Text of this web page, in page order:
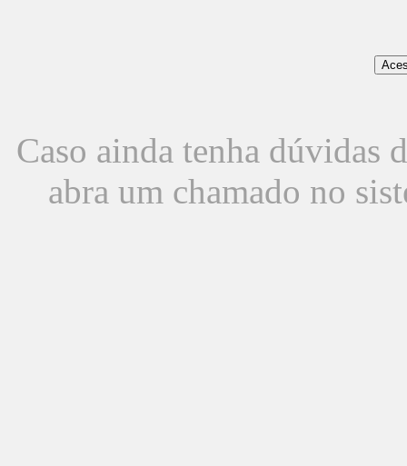
Caso ainda tenha dúvidas
abra um chamado no